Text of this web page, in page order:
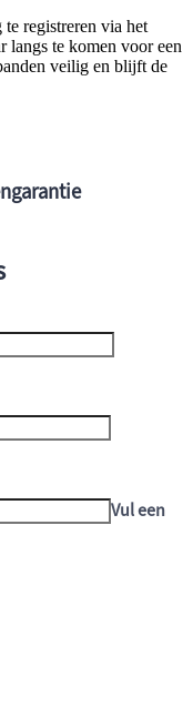
registreren via het
langs te komen voor een
veilig en blijft de